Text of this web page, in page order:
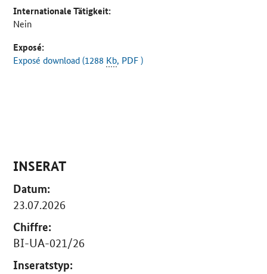
Internationale Tätigkeit:
Nein
Exposé:
Exposé download (1288 Kb, PDF )
INSERAT
Datum:
23.07.2026
Chiffre:
BI-UA-021/26
Inseratstyp: